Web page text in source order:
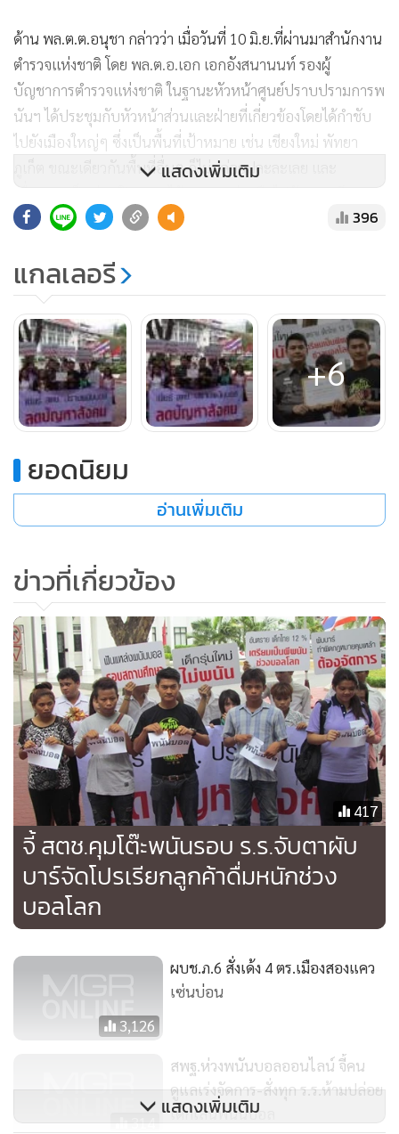
ด้าน พล.ต.ต.อนุชา กล่าวว่า เมื่อวันที่ 10 มิ.ย.ที่ผ่านมาสำนักงาน
ตำรวจแห่งชาติ โดย พล.ต.อ.เอก เอกอังสนานนท์ รองผู้
บัญชาการตำรวจแห่งชาติ ในฐานะหัวหน้าศูนย์ปราบปรามการพ
นันฯ ได้ประชุมกับหัวหน้าส่วนและฝ่ายที่เกี่ยวข้องโดยได้กำชับ
ไปยังเมืองใหญ่ๆ ซึ่งเป็นพื้นที่เป้าหมาย เช่น เชียงใหม่ พัทยา
ภูเก็ต ขณะเดียวกันพื้นที่อื่นๆ ก็ไม่ปล่อยปละละเลย และ
เนื่องจากเป็นช่วงเปิดเทอมได้ขอความร่วมมือไปยังสถานศึกษา
ครู-อาจารย์ และนักเรียนให้รับชมกีฬาเพื่อความบันเทิง และใช้
แสดงเพิ่มเติม
396
แกลเลอรี
+6
ยอดนิยม
อ่านเพิ่มเติม
ข่าวที่เกี่ยวข้อง
417
จี้ สตช.คุมโต๊ะพนันรอบ ร.ร.จับตาผับ
บาร์จัดโปรเรียกลูกค้าดื่มหนักช่วง
บอลโลก
3,126
ผบช.ภ.6 สั่งเด้ง 4 ตร.เมืองสองแคว
เซ่นบ่อน
314
สพฐ.ห่วงพนันบอลออนไลน์ จี้คน
ดูแลเร่งจัดการ-สั่งทุก ร.ร.ห้ามปล่อย
เด็กเล่นพนันบอล
แสดงเพิ่มเติม